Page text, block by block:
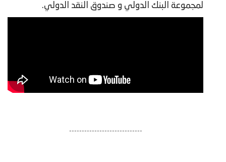
لمجموعة البنك الدولي و صندوق النقد الدولي.
-----------------------------